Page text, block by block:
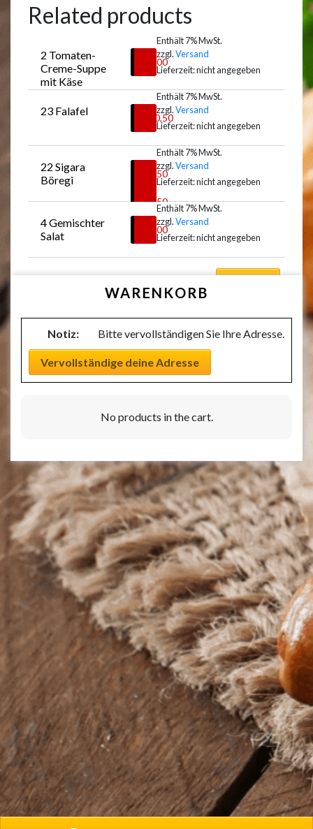
Related products
2 Tomaten-
Creme-Suppe
mit Käse
7,00
Enthält 7% MwSt.
zzgl.Versand
Lieferzeit: nicht angegeben
23 Falafel
10,50
Enthält 7% MwSt.
zzgl.Versand
Lieferzeit: nicht angegeben
22 Sigara
Böregi
5,50
€8,50
Enthält 7% MwSt.
zzgl.Versand
Lieferzeit: nicht angegeben
4 Gemischter
Salat
9,00
Enthält 7% MwSt.
zzgl.Versand
Lieferzeit: nicht angegeben
WARENKORB
Notiz: Bitte vervollständigen Sie Ihre Adresse.
Vervollständige deine Adresse
No products in the cart.